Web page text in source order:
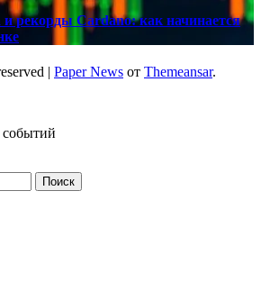
рекорды Cardano: как начинается
| Paper News от Themeansar.